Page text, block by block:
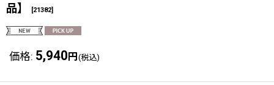
品】
21382]
価格: 5,940 円 (税込)